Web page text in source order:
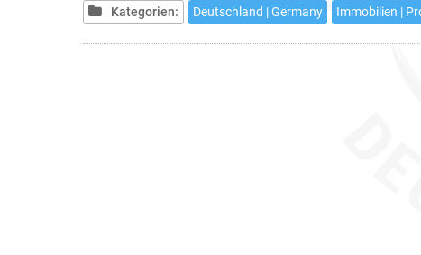
Kategorien:
Deutschland | Germany Immobilien |